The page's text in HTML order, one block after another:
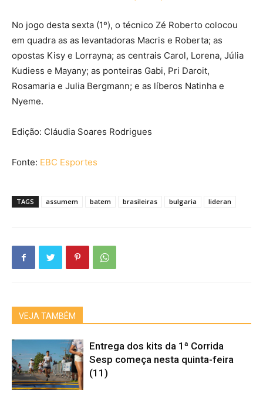
No jogo desta sexta (1º), o técnico Zé Roberto colocou
em quadra as as levantadoras Macris e Roberta; as
opostas Kisy e Lorrayna; as centrais Carol, Lorena, Júlia
Kudiess e Mayany; as ponteiras Gabi, Pri Daroit,
Rosamaria e Julia Bergmann; e as líberos Natinha e
Nyeme.
Edição: Cláudia Soares Rodrigues
Fonte: EBC Esportes
TAGS assumem batem brasileiras bulgaria lideran
VEJA TAMBÉM
Entrega dos kits da 1ª Corrida
Sesp começa nesta quinta-feira
(11)